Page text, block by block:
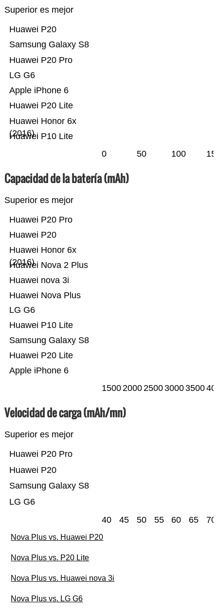
Superior es mejor
Huawei P10 Lite
Huawei Honor 6x
(2016)
Huawei P20 Lite
Apple iPhone 6
LG G6
Huawei P20 Pro
Samsung Galaxy S8
Huawei P20
0 50 100
Capacidad de la batería (mAh)
Superior es mejor
Apple iPhone 6
Huawei P20 Lite
Samsung Galaxy S8
Huawei P10 Lite
LG G6
Huawei Nova Plus
Huawei nova 3i
Huawei Nova 2 Plus
Huawei Honor 6x
(2016)
Huawei P20
Huawei P20 Pro
15002000250030003500
Velocidad de carga (mAh/mn)
Superior es mejor
LG G6
Samsung Galaxy S8
Huawei P20
Huawei P20 Pro
40 45 50 55 60 65 70
Nova Plus vs. Huawei P20
Nova Plus vs. P20 Lite
Nova Plus vs. Huawei nova 3i
Nova Plus vs. LG G6